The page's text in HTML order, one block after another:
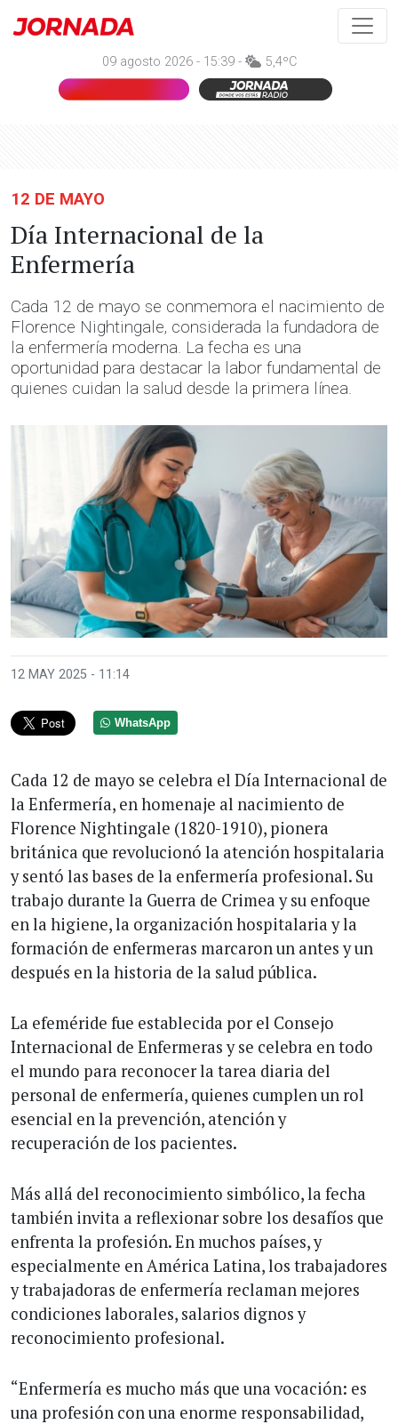
09 agosto 2026 - 15:39 - 5,4ºC
12 DE MAYO
Día Internacional de la
Enfermería
Cada 12 de mayo se conmemora el nacimiento de
Florence Nightingale, considerada la fundadora de
la enfermería moderna. La fecha es una
oportunidad para destacar la labor fundamental de
quienes cuidan la salud desde la primera línea.
12 MAY 2025 - 11:14
WhatsApp
Cada 12 de mayo se celebra el Día Internacional de
la Enfermería, en homenaje al nacimiento de
Florence Nightingale (1820-1910), pionera
británica que revolucionó la atención hospitalaria
y sentó las bases de la enfermería profesional. Su
trabajo durante la Guerra de Crimea y su enfoque
en la higiene, la organización hospitalaria y la
formación de enfermeras marcaron un antes y un
después en la historia de la salud pública.
La efeméride fue establecida por el Consejo
Internacional de Enfermeras y se celebra en todo
el mundo para reconocer la tarea diaria del
personal de enfermería, quienes cumplen un rol
esencial en la prevención, atención y
recuperación de los pacientes.
Más allá del reconocimiento simbólico, la fecha
también invita a reflexionar sobre los desafíos que
enfrenta la profesión. En muchos países, y
especialmente en América Latina, los trabajadores
y trabajadoras de enfermería reclaman mejores
condiciones laborales, salarios dignos y
reconocimiento profesional.
“Enfermería es mucho más que una vocación: es
una profesión con una enorme responsabilidad,